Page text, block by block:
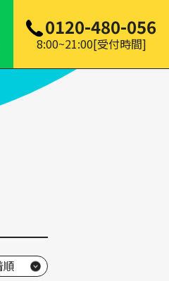
0120-480-056
8:00~21:00[受付時間]